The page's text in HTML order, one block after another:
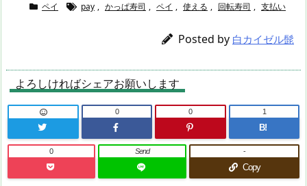
ペイ pay , かっぱ寿司 , ペイ , 使える , 回転寿司 , 支払い
Posted by 白カイゼル髭
よろしければシェアお願いします
0 0
B!
1
0 Send
Copy
-